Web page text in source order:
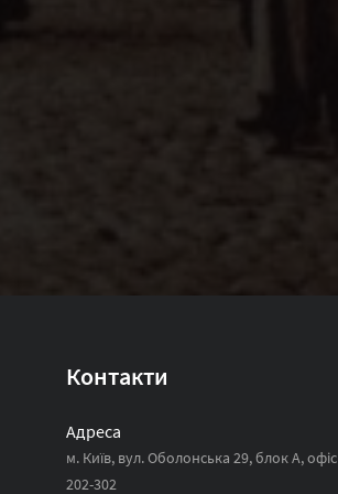
Контакти
Адреса
м. Київ, вул. Оболонська 29, блок А, офіс
202-302